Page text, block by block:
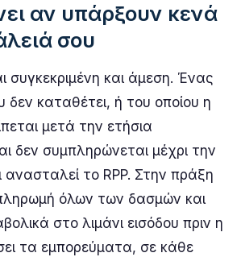
αν υπάρξουν κενά
σου
συγκεκριμένη και άμεση. Ένας
δεν καταθέτει, ή του οποίου η
μετά την ετήσια
δεν συμπληρώνεται μέχρι την
ανασταλεί το RPP. Στην πράξη
όλων των δασμών και
στο λιμάνι εισόδου πριν η
τα εμπορεύματα, σε κάθε